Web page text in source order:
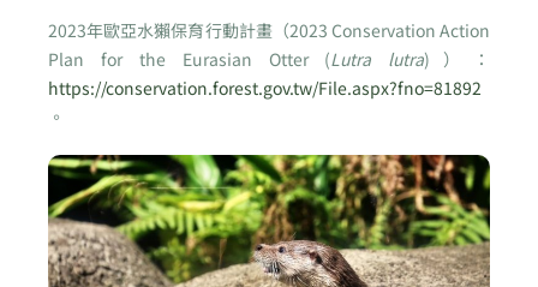
2023年歐亞水獺保育行動計畫（2023 Conservation Action
Plan for the Eurasian Otter (Lutra lutra)）：
https://conservation.forest.gov.tw/File.aspx?fno=81892
。